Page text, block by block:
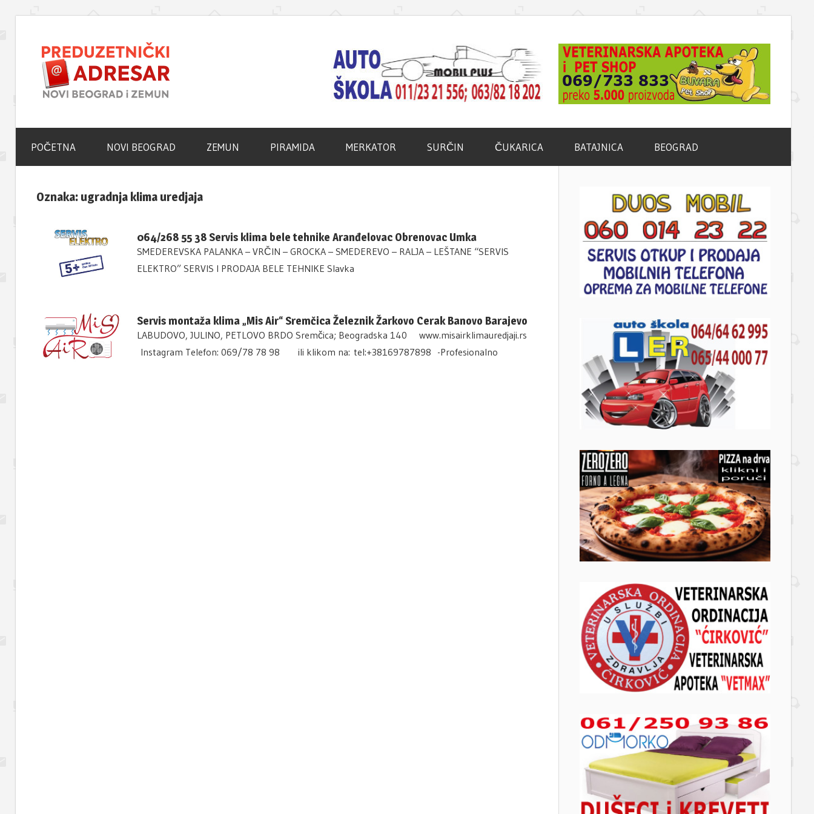
content
Zemun
Portal
Adresar
POČETNA
NOVI BEOGRAD ZEMUN PIRAMIDA MERKATOR SURČIN ČUKARICA BATAJNICA BEOGRAD
Oznaka: ugradnja klima uredjaja
064/268 55 38 Servis klima bele tehnike Aranđelovac Obrenovac Umka
SMEDEREVSKA PALANKA – VRČIN – GROCKA – SMEDEREVO – RALJA – LEŠTANE “SERVIS
ELEKTRO” SERVIS I PRODAJA BELE TEHNIKE Slavka
Servis montaža klima „Mis Air“ Sremčica Železnik Žarkovo Cerak Banovo Barajevo
LABUDOVO, JULINO, PETLOVO BRDO Sremčica; Beogradska 140 www.misairklimauredjaji.rs
Instagram Telefon: 069/78 78 98 ili klikom na: tel:+38169787898 -Profesionalno